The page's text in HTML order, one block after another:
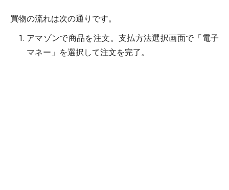
買物の流れは次の通りです。
アマゾンで商品を注文。支払方法選択画面で「電子
マネー」を選択して注文を完了。